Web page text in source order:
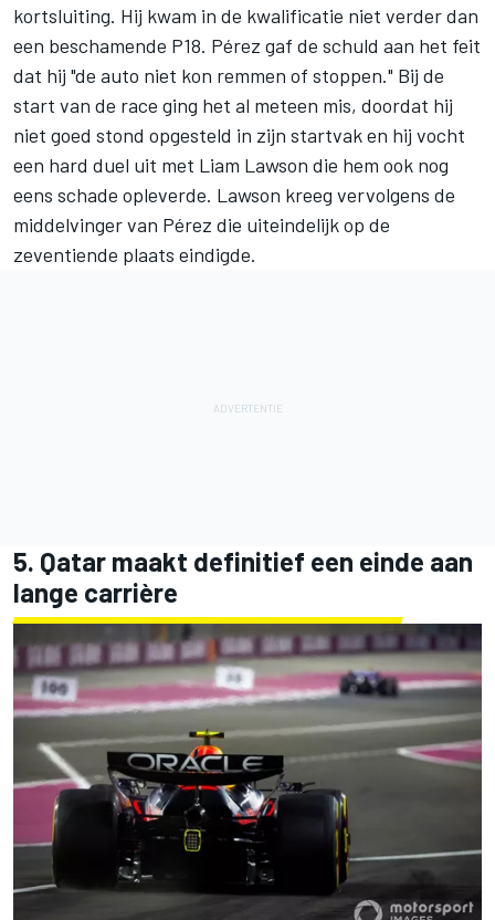
kortsluiting. Hij kwam in de kwalificatie niet verder dan
een beschamende P18. Pérez gaf de schuld aan het feit
dat hij "de auto niet kon remmen of stoppen." Bij de
start van de race ging het al meteen mis, doordat hij
niet goed stond opgesteld in zijn startvak en hij vocht
een hard duel uit met Liam Lawson die hem ook nog
eens schade opleverde. Lawson kreeg vervolgens de
middelvinger van Pérez die uiteindelijk op de
zeventiende plaats eindigde.
5. Qatar maakt definitief een einde aan
lange carrière